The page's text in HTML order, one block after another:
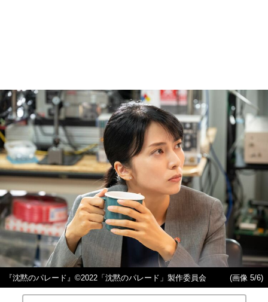
『沈黙のパレード』©2022「沈黙のパレード」製作委員会 (画像 5/6)